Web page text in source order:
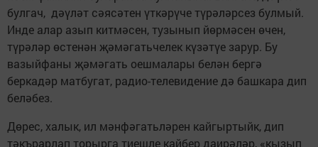
булгач, дәүләт сәясәтен үткәрүче түрәләрсез булмый.
Инде алар азып китмәсен, тузынып йөрмәсен өчен,
түрәләр өстенән җәмәгатьчелек күзәтүе зарур. Бу
вазыйфаны җәмәгать оешмалары белән бергә
беркадәр матбугат, ­радио-телевидение дә башкара дип
беләбез.
Дөрес, халык, ил мәнфәгатьләрен кайгыртыйк, дип
тәкърарлап торырга тиешле кайбер даирәләр, «кызып